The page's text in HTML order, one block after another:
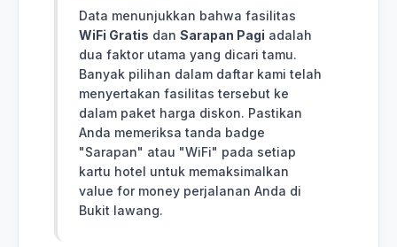
Data menunjukkan bahwa fasilitas
WiFi Gratis dan Sarapan Pagi adalah
dua faktor utama yang dicari tamu.
Banyak pilihan dalam daftar kami telah
menyertakan fasilitas tersebut ke
dalam paket harga diskon. Pastikan
Anda memeriksa tanda badge
"Sarapan" atau "WiFi" pada setiap
kartu hotel untuk memaksimalkan
value for money perjalanan Anda di
Bukit lawang.